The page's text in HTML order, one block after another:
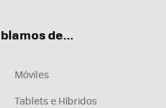
de...
Móviles
Tablets e Híbridos